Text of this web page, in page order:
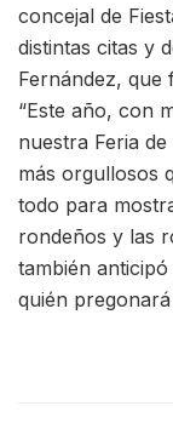
concejal de
distintas citas y
Fernández, que
“Este año, con
nuestra Feria
más orgullosos
todo para
rondeños y las
también
quién pregonará